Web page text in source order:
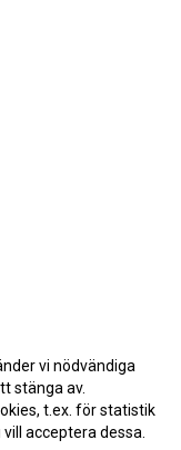
vi nödvändiga
stänga av.
t.ex. för statistik
acceptera dessa.